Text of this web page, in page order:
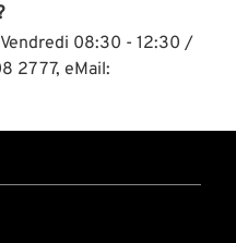
08:30 - 12:30 /
27 77, eMail: